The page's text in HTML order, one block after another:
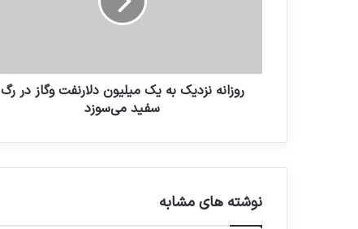
روزانه نزدیک به یک میلیون دلارنفت وگاز در رگ
سفید می‌سوزد
نوشته های مشابه